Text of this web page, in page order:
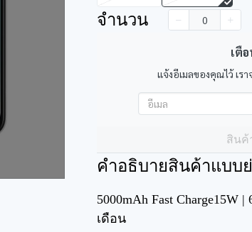
จำนวน
เตื
แจ้งอีเมลของคุณไว้ เร
สินค้
คำอธิบายสินค้าแบบ
5000mAh Fast Charge15W
เดือน